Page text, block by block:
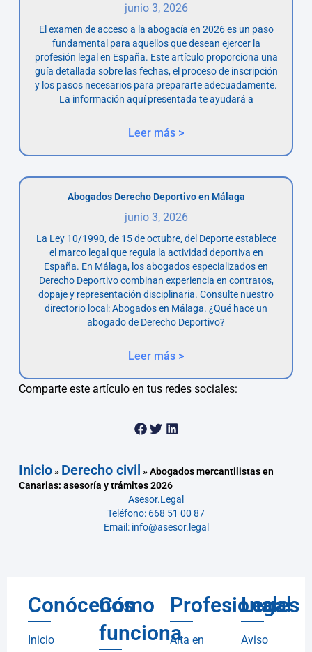
junio 3, 2026
El examen de acceso a la abogacía en 2026 es un paso
fundamental para aquellos que desean ejercer la
profesión legal en España. Este artículo proporciona una
guía detallada sobre las fechas, el proceso de inscripción
y los pasos necesarios para prepararte adecuadamente.
La información aquí presentada te ayudará a
Leer más >
Abogados Derecho Deportivo en Málaga
junio 3, 2026
La Ley 10/1990, de 15 de octubre, del Deporte establece
el marco legal que regula la actividad deportiva en
España. En Málaga, los abogados especializados en
Derecho Deportivo combinan experiencia en contratos,
dopaje y representación disciplinaria. Consulte nuestro
directorio local: Abogados en Málaga. ¿Qué hace un
abogado de Derecho Deportivo?
Leer más >
Comparte este artículo en tus redes sociales:
Inicio» Derecho civil »Abogados mercantilistas en
Canarias: asesoría y trámites 2026
Asesor.Legal
Teléfono: 668 51 00 87
Email: info@asesor.legal
Conócenos
Inicio
Cómo
funciona
Profesionales
Alta en
Legal
Aviso